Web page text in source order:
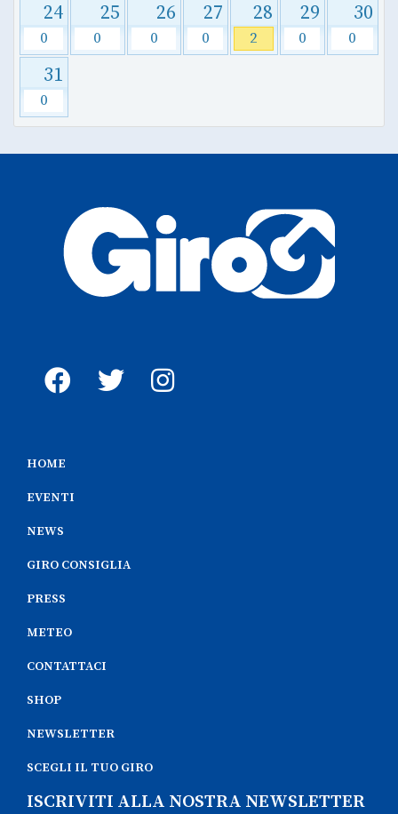
24
0
25
0
26
0
27
0
28
2
29
0
30
0
31
0
HOME
EVENTI
NEWS
GIRO CONSIGLIA
PRESS
METEO
CONTATTACI
SHOP
NEWSLETTER
SCEGLI IL TUO GIRO
ISCRIVITI ALLA NOSTRA NEWSLETTER